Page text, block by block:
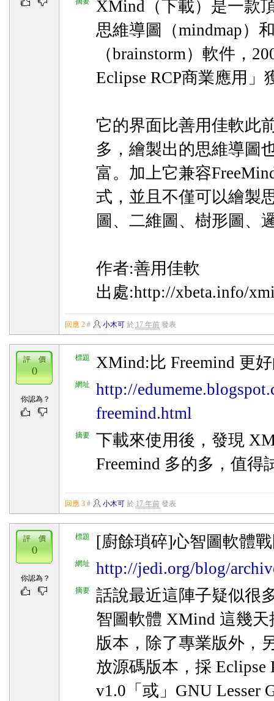
XMind（下載）是一款
思維導圖（mindmap）
（brainstorm）軟件，
Eclipse RCP商業應用」
它的界面比善用佳軟此
多，繪製出的思維導圖
富。加上它兼容
式，並且不僅可以繪製
圖、二維圖、樹形圖、
作者:善用佳軟
出處:http://xbeta.info/
回應 2 # 小木可於 17 年前發表
標題 XMind:比 Freemind 更
網址
http://
freemind.html
摘要
下載來使用後，發現
Freemind 多的多，值得
評 價
0
你認為？
回應 3 # 小木可於 17 年前發表
標題 [廚餘瑣碎]心智圖軟體
網址 http://jedi.org/blog/
摘要
話說最近這陣子疑似很
智圖軟體 XMind 這幾天
版本，除了專業版外，
放源碼版本，採 Eclipse
v1.0「或」GNU Lesser
評 價
0
你認為？